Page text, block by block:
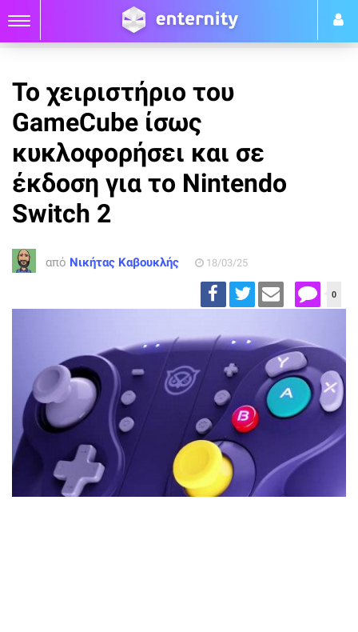
Το χειριστήριο του
GameCube ίσως
κυκλοφορήσει και σε
έκδοση για το Nintendo
Switch 2
από Νικήτας Καβουκλής 18/03/25
0